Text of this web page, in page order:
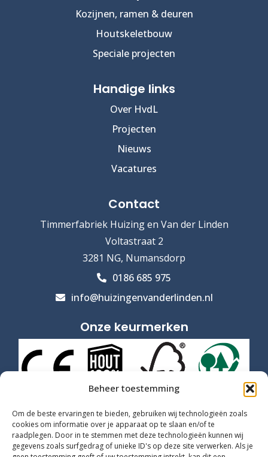
Beheer toestemming
Om de beste ervaringen te bieden, gebruiken wij technologieën zoals
cookies om informatie over je apparaat op te slaan en/of te
raadplegen. Door in te stemmen met deze technologieën kunnen wij
gegevens zoals surfgedrag of unieke ID's op deze site verwerken. Als je
Kozijnen, ramen & deuren
Houtskeletbouw
Speciale projecten
Handige links
Over HvdL
Projecten
Nieuws
Vacatures
Contact
Timmerfabriek Huizing en Van der Linden
Voltastraat 2
3281 NG, Numansdorp
0186 685 975
info@huizingenvanderlinden.nl
Onze keurmerken